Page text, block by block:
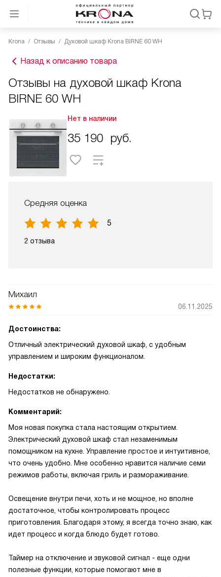
Krona Отзывы Духовой шкаф Krona BIRNE 60 WH
Назад к описанию товара
Отзывы на духовой шкаф Krona
BIRNE 60 WH
Нет в наличии
35 190 руб.
Средняя оценка
5
2 отзыва
Михаил
06.11.2025
Достоинства:
Отличный электрический духовой шкаф, с удобным
управлением и широким функционалом.
Недостатки:
Недостатков не обнаружено.
Комментарий:
Моя новая покупка стала настоящим открытием.
Электрический духовой шкаф стал незаменимым
помощником на кухне. Управление простое и интуитивное,
что очень удобно. Мне особенно нравится наличие семи
режимов работы, включая гриль и размораживание.
Освещение внутри печи, хоть и не мощное, но вполне
достаточное, чтобы контролировать процесс
приготовления. Благодаря этому, я всегда точно знаю, как
идет процесс и когда блюдо будет готово.
Таймер на отключение и звуковой сигнал - еще одни
полезные функции, которые помогают мне в